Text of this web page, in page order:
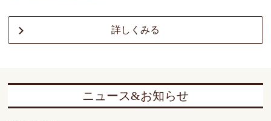
詳しくみる
ニュース&お知らせ